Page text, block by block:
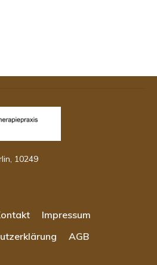
10249
Impressum
AGB